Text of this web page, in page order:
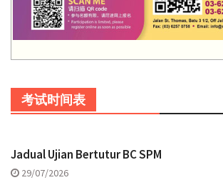
考试时间表
Jadual Ujian Bertutur BC SPM
29/07/2026